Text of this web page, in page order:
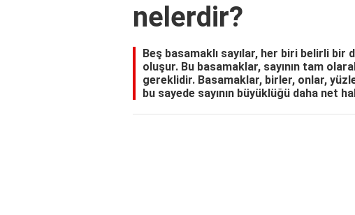
nelerdir?
Beş basamaklı sayılar, her biri belirli
oluşur. Bu basamaklar, sayının tam
gereklidir. Basamaklar, birler, onlar,
bu sayede sayının büyüklüğü daha net